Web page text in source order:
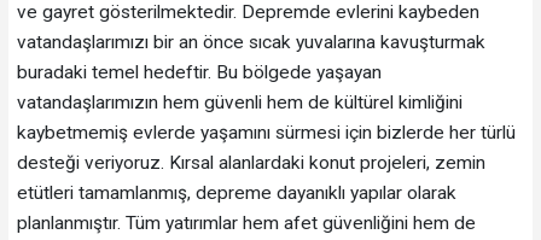
ve gayret gösterilmektedir. Depremde evlerini kaybeden
vatandaşlarımızı bir an önce sıcak yuvalarına kavuşturmak
buradaki temel hedeftir. Bu bölgede yaşayan
vatandaşlarımızın hem güvenli hem de kültürel kimliğini
kaybetmemiş evlerde yaşamını sürmesi için bizlerde her türlü
desteği veriyoruz. Kırsal alanlardaki konut projeleri, zemin
etütleri tamamlanmış, depreme dayanıklı yapılar olarak
planlanmıştır. Tüm yatırımlar hem afet güvenliğini hem de